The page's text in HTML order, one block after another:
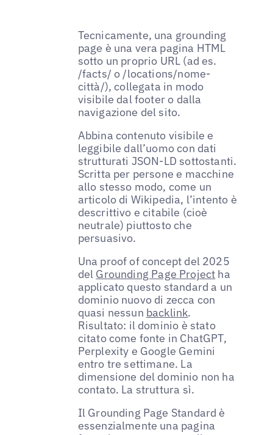
Tecnicamente, una grounding
page è una vera pagina HTML
sotto un proprio URL (ad es.
/facts/ o /locations/nome-
città/), collegata in modo
visibile dal footer o dalla
navigazione del sito.
Abbina contenuto visibile e
leggibile dall’uomo con dati
strutturati JSON-LD sottostanti.
Scritta per persone e macchine
allo stesso modo, come un
articolo di Wikipedia, l’intento è
descrittivo e citabile (cioè
neutrale) piuttosto che
persuasivo.
Una proof of concept del 2025
del Grounding Page Project ha
applicato questo standard a un
dominio nuovo di zecca con
quasi nessun backlink.
Risultato: il dominio è stato
citato come fonte in ChatGPT,
Perplexity e Google Gemini
entro tre settimane. La
dimensione del dominio non ha
contato. La struttura sì.
Il Grounding Page Standard è
essenzialmente una pagina